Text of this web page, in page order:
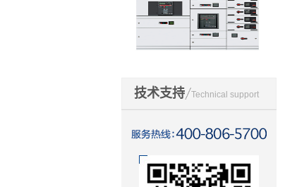
技术支持 Technical support